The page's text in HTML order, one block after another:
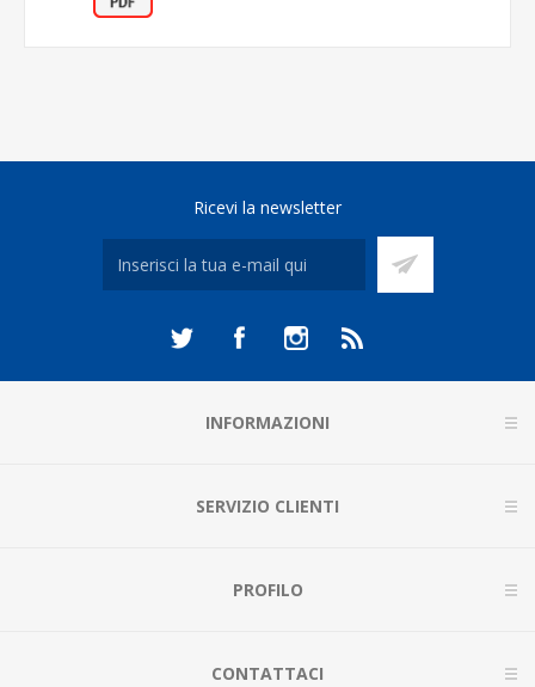
Ricevi la newsletter
INFORMAZIONI
SERVIZIO CLIENTI
PROFILO
CONTATTACI